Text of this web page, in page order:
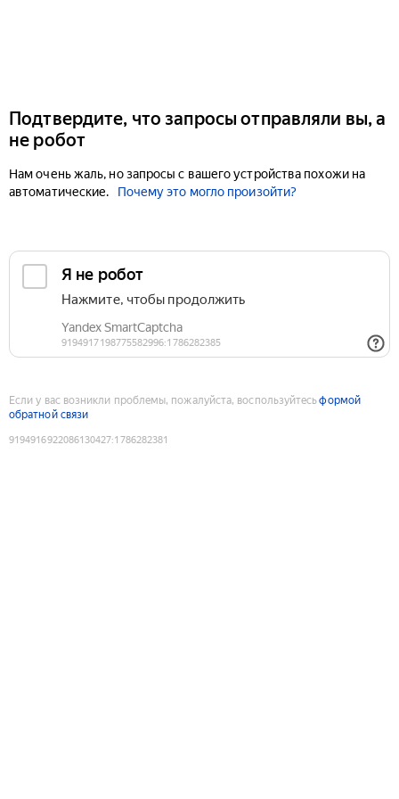
Подтвердите, что запросы отправляли вы, а
не робот
Нам очень жаль, но запросы с вашего устройства похожи на
автоматические.
Почему это могло произойти?
Если у вас возникли проблемы, пожалуйста, воспользуйтесьформой
обратной связи
9194916922086130427:1786282381